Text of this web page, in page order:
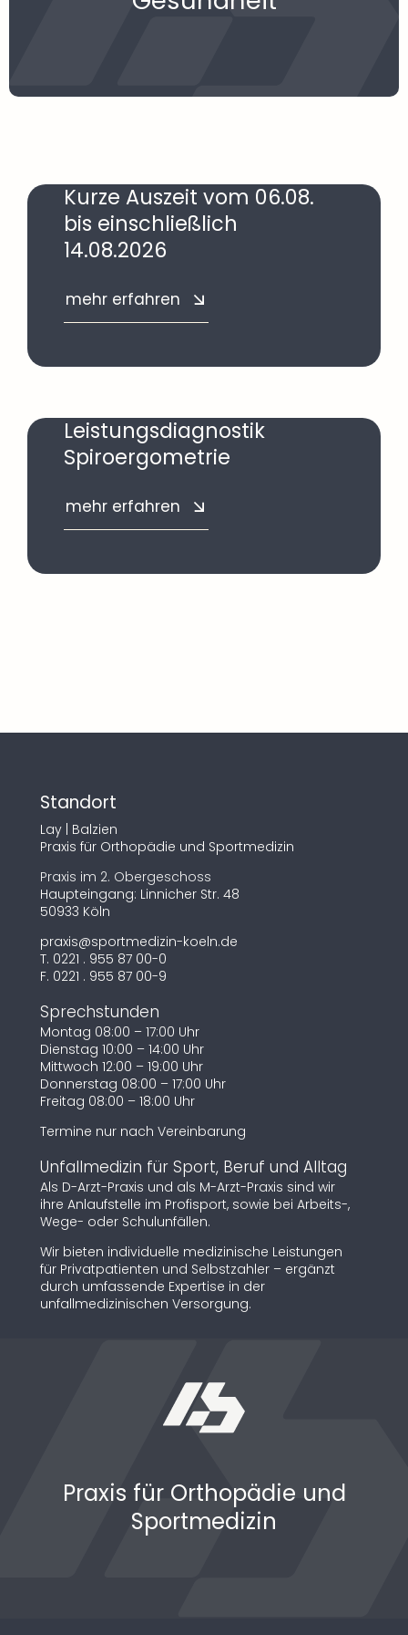
Kurze Auszeit vom 06.08.
bis einschließlich
14.08.2026
mehr erfahren
Leistungsdiagnostik
Spiroergometrie
mehr erfahren
Standort
Lay | Balzien
Praxis für Orthopädie und Sportmedizin
Praxis im 2. Obergeschoss
Haupteingang: Linnicher Str. 48
50933 Köln
praxis@sportmedizin-koeln.de
T. 0221 . 955 87 00-0
F. 0221 . 955 87 00-9
Sprechstunden
Montag 08:00 – 17:00 Uhr
Dienstag 10:00 – 14:00 Uhr
Mittwoch 12:00 – 19:00 Uhr
Donnerstag 08:00 – 17:00 Uhr
Freitag 08:00 – 18:00 Uhr
Termine nur nach Vereinbarung
Unfallmedizin für Sport, Beruf und Alltag
Als D-Arzt-Praxis und als M-Arzt-Praxis sind wir
ihre Anlaufstelle im Profisport, sowie bei Arbeits-,
Wege- oder Schulunfällen.
Wir bieten individuelle medizinische Leistungen
für Privatpatienten und Selbstzahler – ergänzt
durch umfassende Expertise in der
unfallmedizinischen Versorgung.
Praxis für Orthopädie und
Sportmedizin